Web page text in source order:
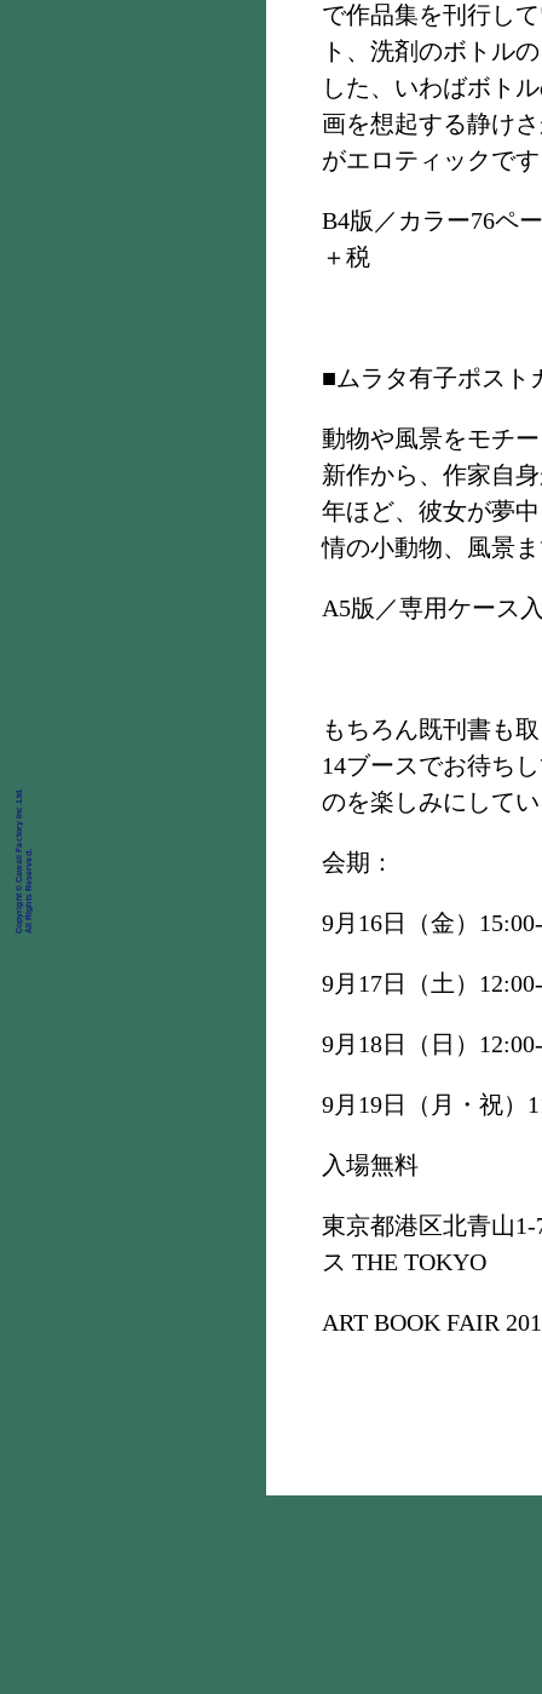
で作品集を刊行し
ト、洗剤のボトル
した、いわばボト
画を想起する静け
がエロティックで
B4版／カラー76ペ
＋税
■ムラタ有子ポスト
動物や風景をモチ
新作から、作家自
年ほど、彼女が夢
情の小動物、風景
A5版／専用ケース
もちろん既刊書も
14ブースでお待ち
のを楽しみにして
会期：
9月16日（金）
9月17日（土）
9月18日（日）
9月19日（月・祝）
入場無料
東京都港区北青山
ス THE TOKYO
ART BOOK FAIR
Copyright © Cawaii Factory Inc.Ltd.All Rights Reserved.